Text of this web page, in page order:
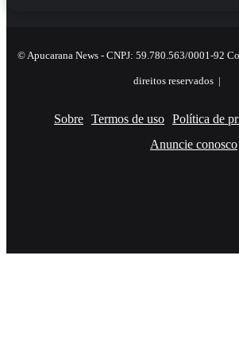
© Apucarana News - CNPJ: 59.780.563/0001-92
direitos reservados |
Sobre Termos de uso Política de
Anuncie conosco